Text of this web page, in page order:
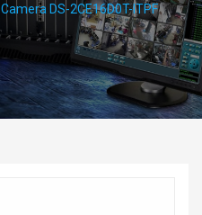
Camera DS-2CE16D0T-ITPF